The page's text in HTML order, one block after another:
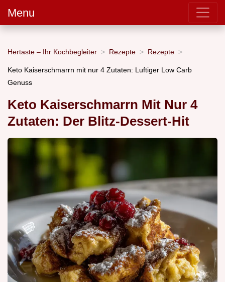
Menu
Hertaste – Ihr Kochbegleiter Rezepte Rezepte
Keto Kaiserschmarrn mit nur 4 Zutaten: Luftiger Low Carb
Genuss
Keto Kaiserschmarrn Mit Nur 4
Zutaten: Der Blitz-Dessert-Hit